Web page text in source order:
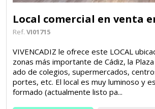
Local comercial en venta
Ref. VI01715
VIVENCADIZ le ofrece este LOCAL
zonas más importante de Cádiz, la
ado de colegios, supermercados,
portes, etc. El local es muy luminoso y
formado (actualmente listo pa...